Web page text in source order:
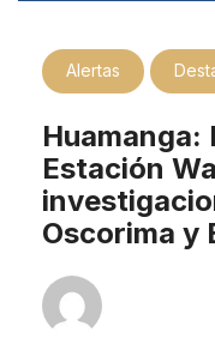
Alertas
Huamanga:
Estación
Oscorima y